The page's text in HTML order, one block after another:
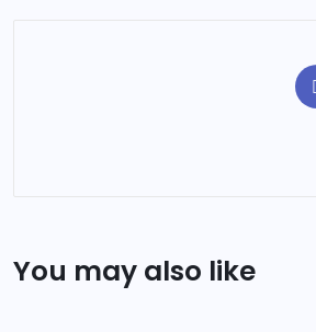
You may also like